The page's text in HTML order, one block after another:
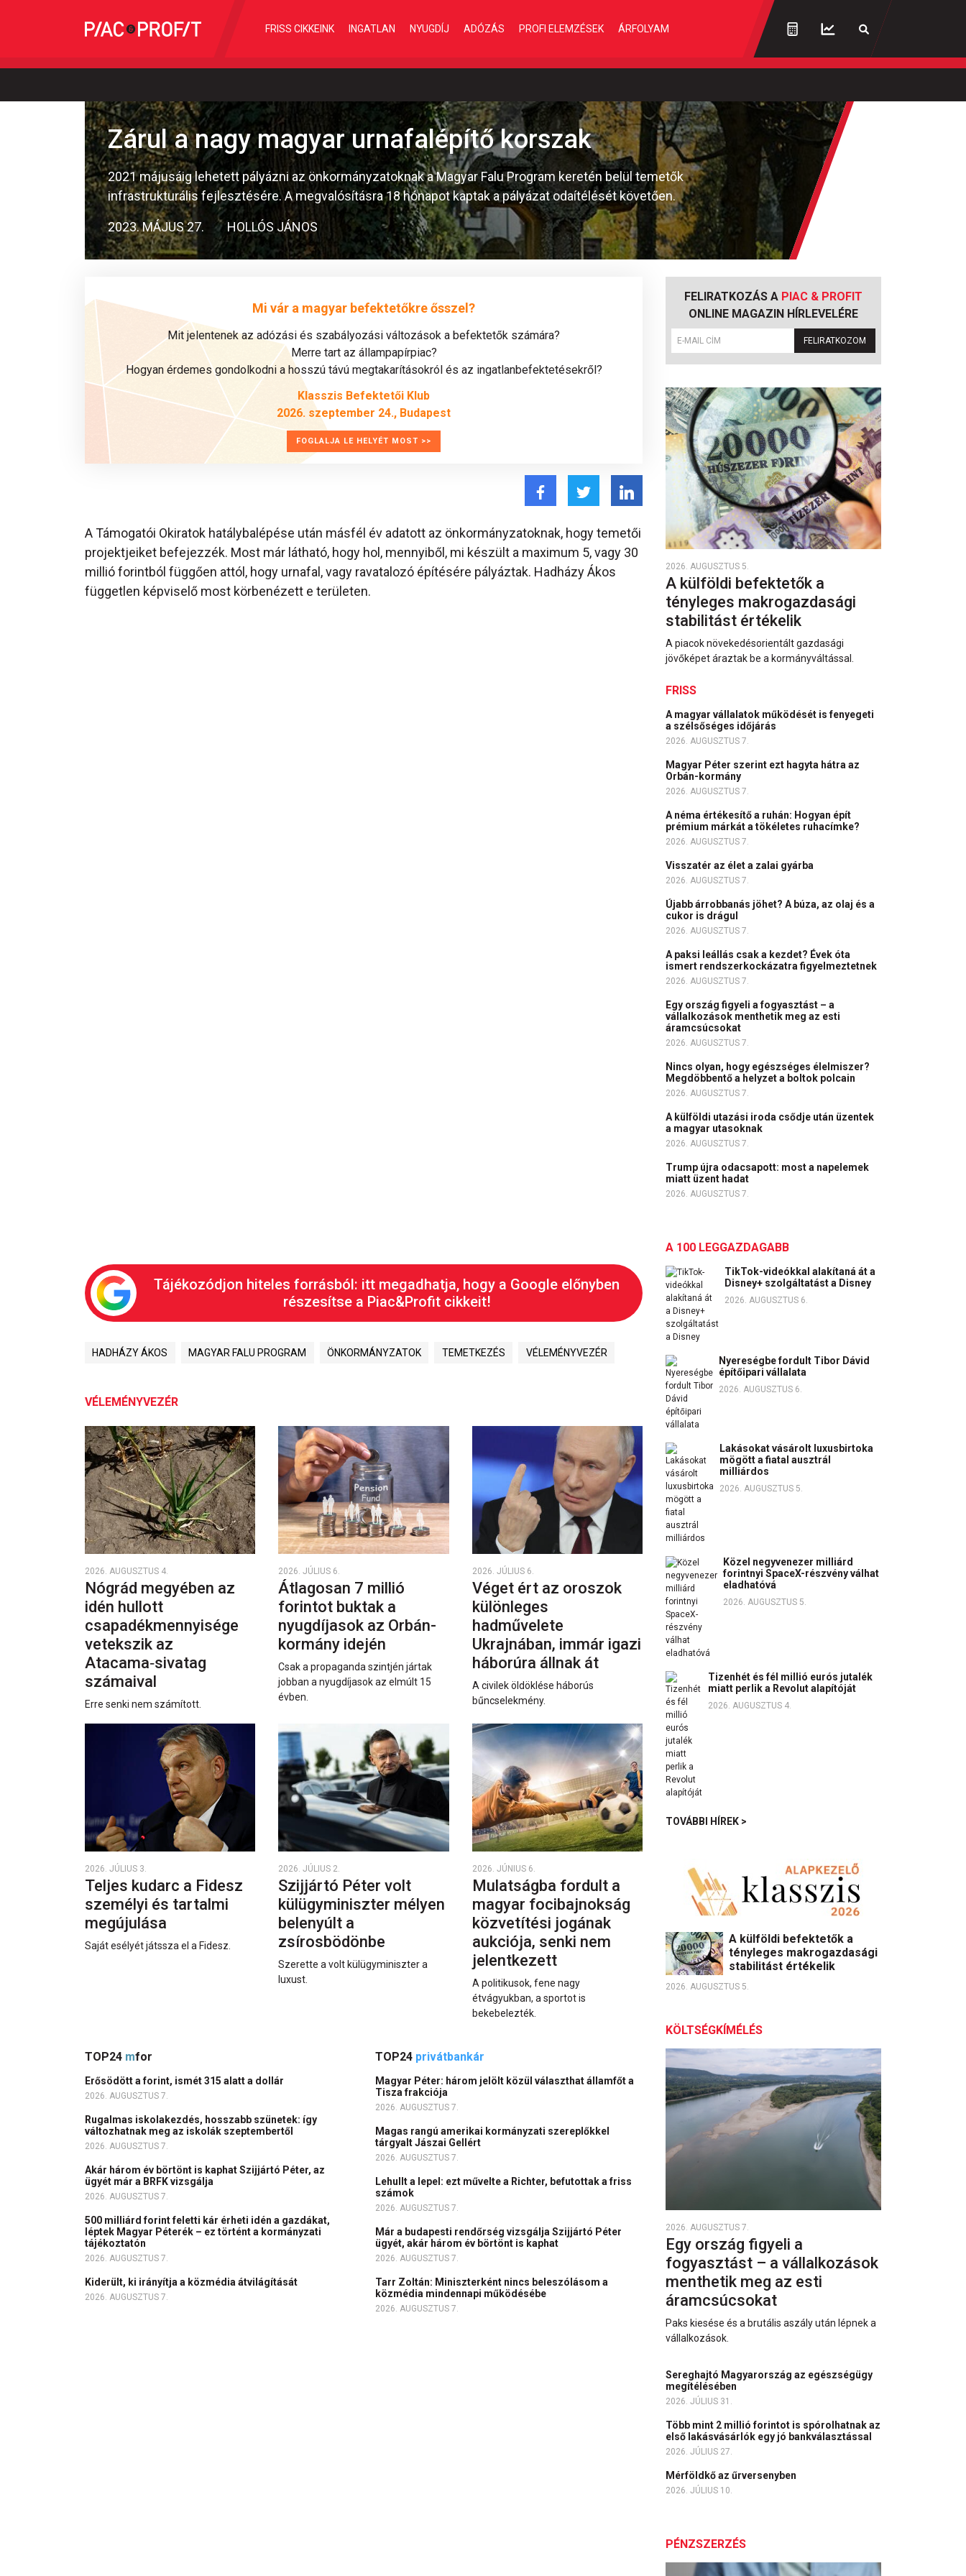
FRISS CIKKEINK INGATLAN NYUGDÍJ ADÓZÁS PROFI ELEMZÉSEK ÁRFOLYAM
Zárul a nagy magyar urnafalépítő korszak
2021 májusáig lehetett pályázni az önkormányzatoknak a Magyar Falu Program keretén belül temetők
infrastrukturális fejlesztésére. A megvalósításra 18 hónapot kaptak a pályázat odaítélését követően.
2023. MÁJUS 27. HOLLÓS JÁNOS
Mi vár a magyar befektetőkre ősszel?
Mit jelentenek az adózási és szabályozási változások a befektetők számára?
Merre tart az állampapírpiac?
Hogyan érdemes gondolkodni a hosszú távú megtakarításokról és az ingatlanbefektetésekről?
Klasszis Befektetői Klub
2026. szeptember 24., Budapest
FOGLALJA LE HELYÉT MOST >>
A Támogatói Okiratok hatálybalépése után másfél év adatott az önkormányzatoknak, hogy temetői
projektjeiket befejezzék. Most már látható, hogy hol, mennyiből, mi készült a maximum 5, vagy 30
millió forintból függően attól, hogy urnafal, vagy ravatalozó építésére pályáztak. Hadházy Ákos
független képviselő most körbenézett e területen.
Tájékozódjon hiteles forrásból: itt megadhatja, hogy a Google előnyben
részesítse a Piac&Profit cikkeit!
HADHÁZY ÁKOS MAGYAR FALU PROGRAM ÖNKORMÁNYZATOK TEMETKEZÉS VÉLEMÉNYVEZÉR
VÉLEMÉNYVEZÉR
2026. AUGUSZTUS 4.
Nógrád megyében az
idén hullott
csapadékmennyisége
vetekszik az
Atacama‑sivatag
számaival
Erre senki nem számított.
2026. JÚLIUS 6.
Átlagosan 7 millió
forintot buktak a
nyugdíjasok az Orbán-
kormány idején
Csak a propaganda szintjén jártak
jobban a nyugdíjasok az elmúlt 15
évben.
2026. JÚLIUS 6.
Véget ért az oroszok
különleges
hadművelete
Ukrajnában, immár igazi
háborúra állnak át
A civilek öldöklése háborús
bűncselekmény.
2026. JÚLIUS 3.
Teljes kudarc a Fidesz
személyi és tartalmi
megújulása
Saját esélyét játssza el a Fidesz.
2026. JÚLIUS 2.
Szijjártó Péter volt
külügyminiszter mélyen
belenyúlt a
zsírosbödönbe
Szerette a volt külügyminiszter a
luxust.
2026. JÚNIUS 6.
Mulatságba fordult a
magyar focibajnokság
közvetítési jogának
aukciója, senki nem
jelentkezett
A politikusok, fene nagy
étvágyukban, a sportot is
bekebelezték.
TOP24 mfor
Erősödött a forint, ismét 315 alatt a dollár
2026. AUGUSZTUS 7.
Rugalmas iskolakezdés, hosszabb szünetek: így
változhatnak meg az iskolák szeptembertől
2026. AUGUSZTUS 7.
Akár három év börtönt is kaphat Szijjártó Péter, az
ügyét már a BRFK vizsgálja
2026. AUGUSZTUS 7.
500 milliárd forint feletti kár érheti idén a gazdákat,
léptek Magyar Péterék – ez történt a kormányzati
tájékoztatón
2026. AUGUSZTUS 7.
Kiderült, ki irányítja a közmédia átvilágítását
2026. AUGUSZTUS 7.
TOP24 privátbankár
Magyar Péter: három jelölt közül választhat államfőt a
Tisza frakciója
2026. AUGUSZTUS 7.
Magas rangú amerikai kormányzati szereplőkkel
tárgyalt Jászai Gellért
2026. AUGUSZTUS 7.
Lehullt a lepel: ezt művelte a Richter, befutottak a friss
számok
2026. AUGUSZTUS 7.
Már a budapesti rendőrség vizsgálja Szijjártó Péter
ügyét, akár három év börtönt is kaphat
2026. AUGUSZTUS 7.
Tarr Zoltán: Miniszterként nincs beleszólásom a
közmédia mindennapi működésébe
2026. AUGUSZTUS 7.
FELIRATKOZÁS A PIAC & PROFIT
ONLINE MAGAZIN HÍRLEVELÉRE
FELIRATKOZOM
2026. AUGUSZTUS 5.
A külföldi befektetők a
tényleges makrogazdasági
stabilitást értékelik
A piacok növekedésorientált gazdasági
jövőképet áraztak be a kormányváltással.
FRISS
A magyar vállalatok működését is fenyegeti
a szélsőséges időjárás
2026. AUGUSZTUS 7.
Magyar Péter szerint ezt hagyta hátra az
Orbán-kormány
2026. AUGUSZTUS 7.
A néma értékesítő a ruhán: Hogyan épít
prémium márkát a tökéletes ruhacímke?
2026. AUGUSZTUS 7.
Visszatér az élet a zalai gyárba
2026. AUGUSZTUS 7.
Újabb árrobbanás jöhet? A búza, az olaj és a
cukor is drágul
2026. AUGUSZTUS 7.
A paksi leállás csak a kezdet? Évek óta
ismert rendszerkockázatra figyelmeztetnek
2026. AUGUSZTUS 7.
Egy ország figyeli a fogyasztást – a
vállalkozások menthetik meg az esti
áramcsúcsokat
2026. AUGUSZTUS 7.
Nincs olyan, hogy egészséges élelmiszer?
Megdöbbentő a helyzet a boltok polcain
2026. AUGUSZTUS 7.
A külföldi utazási iroda csődje után üzentek
a magyar utasoknak
2026. AUGUSZTUS 7.
Trump újra odacsapott: most a napelemek
miatt üzent hadat
2026. AUGUSZTUS 7.
A 100 LEGGAZDAGABB
TikTok-videókkal alakítaná át a
Disney+ szolgáltatást a Disney
2026. AUGUSZTUS 6.
Nyereségbe fordult Tibor Dávid
építőipari vállalata
2026. AUGUSZTUS 6.
Lakásokat vásárolt luxusbirtoka
mögött a fiatal ausztrál
milliárdos
2026. AUGUSZTUS 5.
Közel negyvenezer milliárd
forintnyi SpaceX-részvény válhat
eladhatóvá
2026. AUGUSZTUS 5.
Tizenhét és fél millió eurós jutalék
miatt perlik a Revolut alapítóját
2026. AUGUSZTUS 4.
TOVÁBBI HÍREK >
A külföldi befektetők a
tényleges makrogazdasági
stabilitást értékelik
2026. AUGUSZTUS 5.
KÖLTSÉGKÍMÉLÉS
2026. AUGUSZTUS 7.
Egy ország figyeli a
fogyasztást – a vállalkozások
menthetik meg az esti
áramcsúcsokat
Paks kiesése és a brutális aszály után lépnek a
vállalkozások.
Sereghajtó Magyarország az egészségügy
megítélésében
2026. JÚLIUS 31.
Több mint 2 millió forintot is spórolhatnak az
első lakásvásárlók egy jó bankválasztással
2026. JÚLIUS 27.
Mérföldkő az űrversenyben
2026. JÚLIUS 10.
PÉNZSZERZÉS